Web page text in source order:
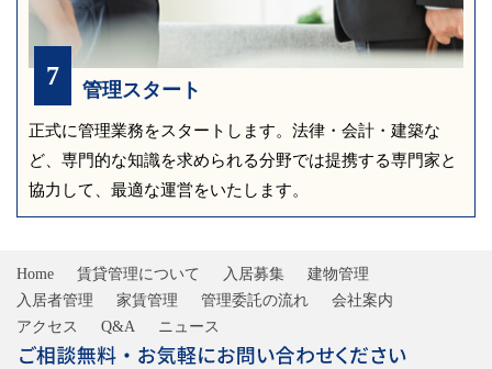
7 管理スタート
正式に管理業務をスタートします。 法律・会計・建築な
ど、専門的な知識を求められる分野では提携する専門家と
協力して、 最適な運営をいたします。
Home 賃貸管理について 入居募集
建物管理
入居者管理
家賃管理 管理委託の流れ
会社案内
アクセス
Q&A ニュース